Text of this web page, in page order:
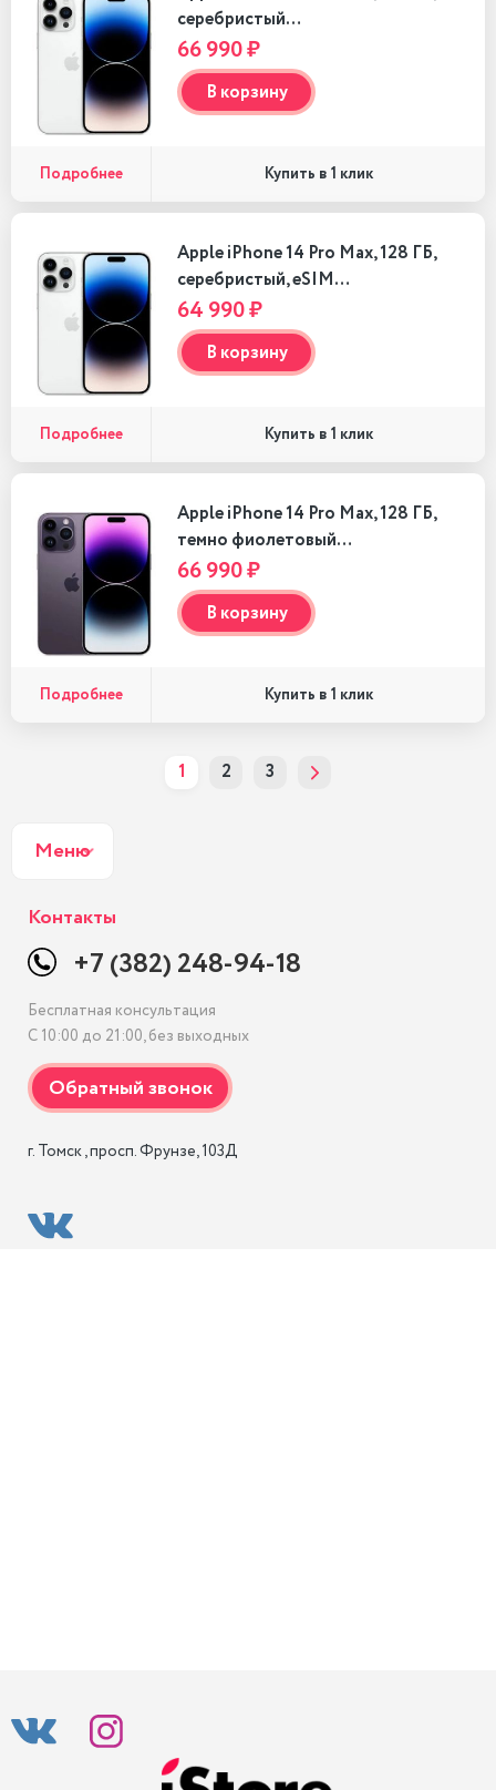
серебристый…
66 990 ₽
В корзину
Подробнее Купить в 1 клик
Apple iPhone 14 Pro Max, 128 ГБ,
серебристый, eSIM…
64 990 ₽
В корзину
Подробнее Купить в 1 клик
Apple iPhone 14 Pro Max, 128 ГБ,
темно фиолетовый…
66 990 ₽
В корзину
Подробнее Купить в 1 клик
1 2 3
Меню
Контакты
+7 (382) 248-94-18
Бесплатная консультация
С 10:00 до 21:00, без выходных
г. Томск , просп. Фрунзе, 103Д